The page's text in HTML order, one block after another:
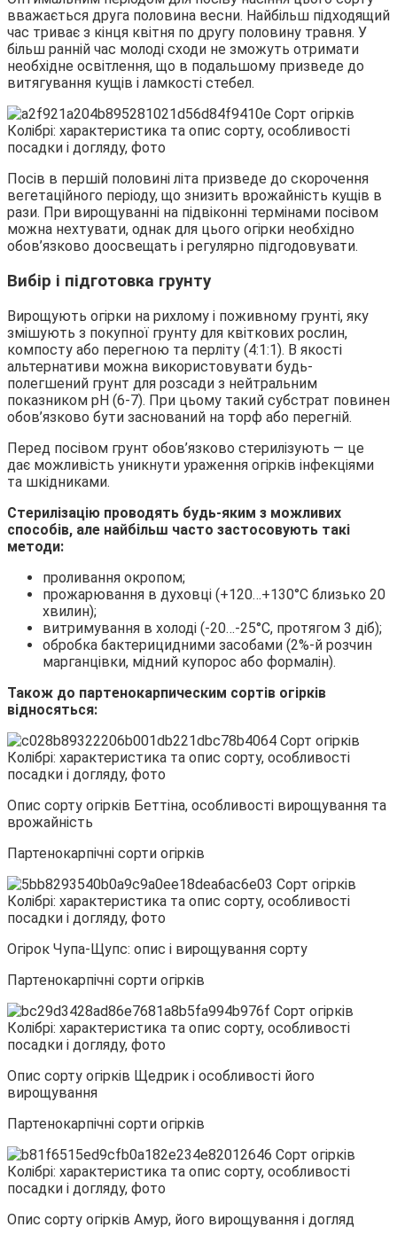
вважається друга половина весни. Найбільш підходящий
час триває з кінця квітня по другу половину травня. У
більш ранній час молоді сходи не зможуть отримати
необхідне освітлення, що в подальшому призведе до
витягування кущів і ламкості стебел.
Посів в першій половині літа призведе до скорочення
вегетаційного періоду, що знизить врожайність кущів в
рази. При вирощуванні на підвіконні термінами посівом
можна нехтувати, однак для цього огірки необхідно
обов’язково доосвещать і регулярно підгодовувати.
Вибір і підготовка грунту
Вирощують огірки на рихлому і поживному грунті, яку
змішують з покупної грунту для квіткових рослин,
компосту або перегною та перліту (4:1:1). В якості
альтернативи можна використовувати будь-
полегшений грунт для розсади з нейтральним
показником рН (6-7). При цьому такий субстрат повинен
обов’язково бути заснований на торф або перегній.
Перед посівом грунт обов’язково стерилізують — це
дає можливість уникнути ураження огірків інфекціями
та шкідниками.
Стерилізацію проводять будь-яким з можливих
способів, але найбільш часто застосовують такі
методи:
проливання окропом;
прожарювання в духовці (+120…+130°С близько 20
хвилин);
витримування в холоді (-20…-25°С, протягом 3 діб);
обробка бактерицидними засобами (2%-й розчин
марганцівки, мідний купорос або формалін).
Також до партенокарпическим сортів огірків
відносяться:
Опис сорту огірків Беттіна, особливості вирощування та
врожайність
Партенокарпічні сорти огірків
Огірок Чупа-Щупс: опис і вирощування сорту
Партенокарпічні сорти огірків
Опис сорту огірків Щедрик і особливості його
вирощування
Партенокарпічні сорти огірків
Опис сорту огірків Амур, його вирощування і догляд